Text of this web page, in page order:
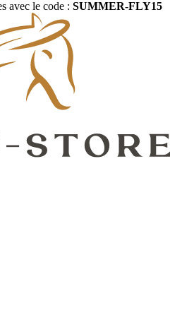
avec le code : SUMMER-FLY15